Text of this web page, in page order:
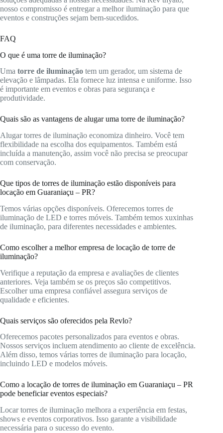
nosso compromisso é entregar a melhor iluminação para que
eventos e construções sejam bem-sucedidos.
FAQ
O que é uma torre de iluminação?
Uma torre de iluminação tem um gerador, um sistema de
elevação e lâmpadas. Ela fornece luz intensa e uniforme. Isso
é importante em eventos e obras para segurança e
produtividade.
Quais são as vantagens de alugar uma torre de iluminação?
Alugar torres de iluminação economiza dinheiro. Você tem
flexibilidade na escolha dos equipamentos. Também está
incluída a manutenção, assim você não precisa se preocupar
com conservação.
Que tipos de torres de iluminação estão disponíveis para
locação em Guaraniaçu – PR?
Temos várias opções disponíveis. Oferecemos torres de
iluminação de LED e torres móveis. Também temos xuxinhas
de iluminação, para diferentes necessidades e ambientes.
Como escolher a melhor empresa de locação de torre de
iluminação?
Verifique a reputação da empresa e avaliações de clientes
anteriores. Veja também se os preços são competitivos.
Escolher uma empresa confiável assegura serviços de
qualidade e eficientes.
Quais serviços são oferecidos pela Revlo?
Oferecemos pacotes personalizados para eventos e obras.
Nossos serviços incluem atendimento ao cliente de excelência.
Além disso, temos várias torres de iluminação para locação,
incluindo LED e modelos móveis.
Como a locação de torres de iluminação em Guaraniaçu – PR
pode beneficiar eventos especiais?
Locar torres de iluminação melhora a experiência em festas,
shows e eventos corporativos. Isso garante a visibilidade
necessária para o sucesso do evento.